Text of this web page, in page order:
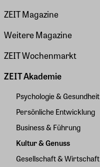
ZEIT Magazine
Weitere Magazine
ZEIT Wochenmarkt
ZEIT Akademie
Psychologie & Gesundheit
Persönliche Entwicklung
Business & Führung
Kultur & Genuss
Gesellschaft & Wirtschaft